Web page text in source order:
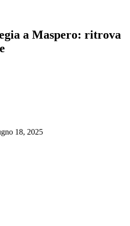
a Maspero: ritrova
18, 2025